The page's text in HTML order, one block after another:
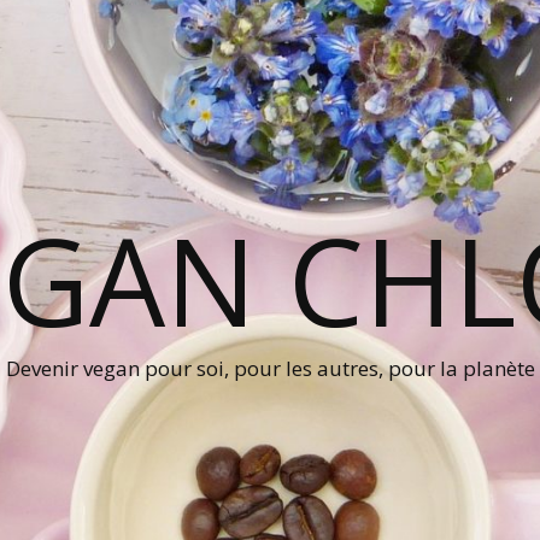
Devenir vegan pour soi, pour les autres, pour la planète